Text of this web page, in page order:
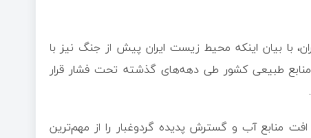
با بیان اینکه محیط زیست ایران پیش از جنگ نیز با
طبیعی کشور طی دهه‌های گذشته تحت فشار قرار
آب و گسترش پدیده گردوغبار را از مهم‌ترین